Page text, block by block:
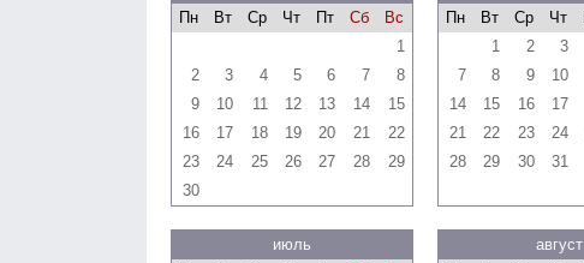
Пн
Вт Ср Чт Пт Сб
Вс
1
2
3 4 5 6 7
8
9
10 11 12 13 14
15
16
17 18 19 20 21
22
23
24 25 26 27 28
29
30
Пн
Вт Ср Чт
1
2 3
7
8 9 10
14
15 16 17
21
22 23 24
28
29 30 31
июль
август